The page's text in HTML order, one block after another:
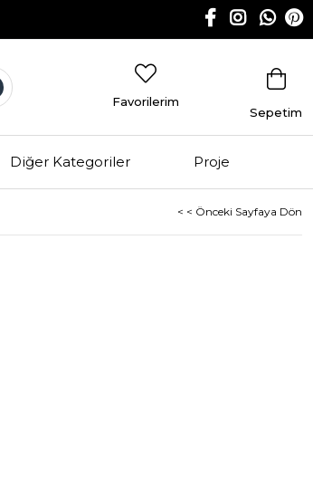
Sepetim
Favorilerim
Diğer Kategoriler Proje
< < Önceki Sayfaya Dön